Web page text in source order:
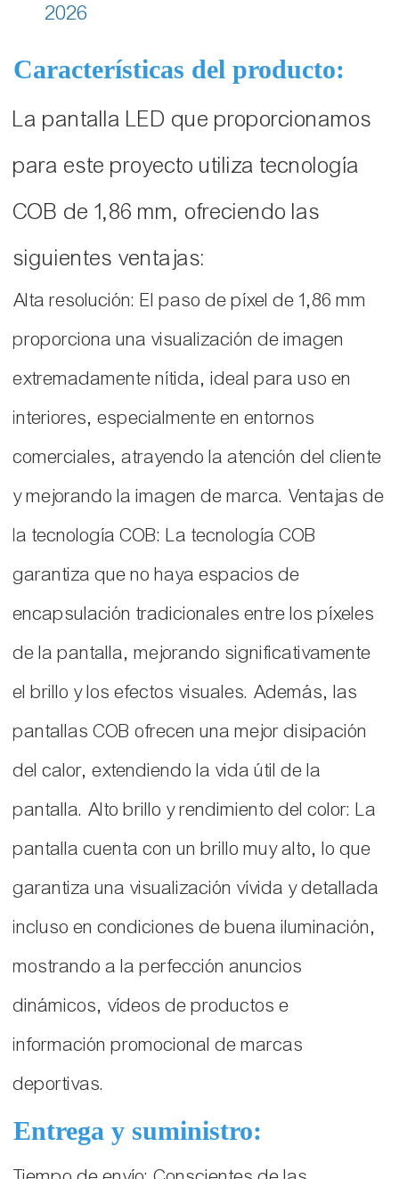
2026
Características del producto:
La pantalla LED que proporcionamos
para este proyecto utiliza tecnología
COB de 1,86 mm, ofreciendo las
siguientes ventajas:
Alta resolución: El paso de píxel de 1,86 mm
proporciona una visualización de imagen
extremadamente nítida, ideal para uso en
interiores, especialmente en entornos
comerciales, atrayendo la atención del cliente
y mejorando la imagen de marca. Ventajas de
la tecnología COB: La tecnología COB
garantiza que no haya espacios de
encapsulación tradicionales entre los píxeles
de la pantalla, mejorando significativamente
el brillo y los efectos visuales. Además, las
pantallas COB ofrecen una mejor disipación
del calor, extendiendo la vida útil de la
pantalla. Alto brillo y rendimiento del color: La
pantalla cuenta con un brillo muy alto, lo que
garantiza una visualización vívida y detallada
incluso en condiciones de buena iluminación,
mostrando a la perfección anuncios
dinámicos, vídeos de productos e
información promocional de marcas
deportivas.
Entrega y suministro: